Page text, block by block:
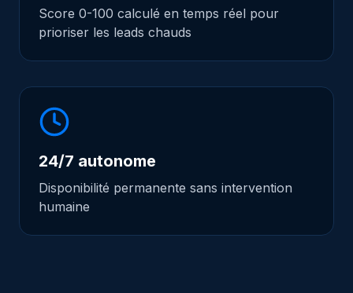
Score 0-100 calculé en temps réel pour
prioriser les leads chauds
24/7 autonome
Disponibilité permanente sans intervention
humaine